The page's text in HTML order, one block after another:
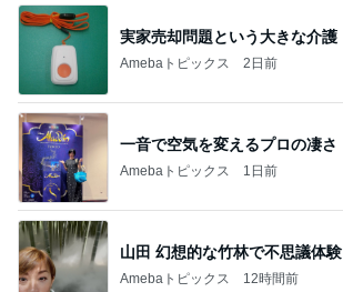
実家売却問題という大きな介護
Amebaトピックス 2日前
一音で空気を変えるプロの凄さ
Amebaトピックス 1日前
山田 幻想的な竹林で不思議体験
Amebaトピックス 12時間前